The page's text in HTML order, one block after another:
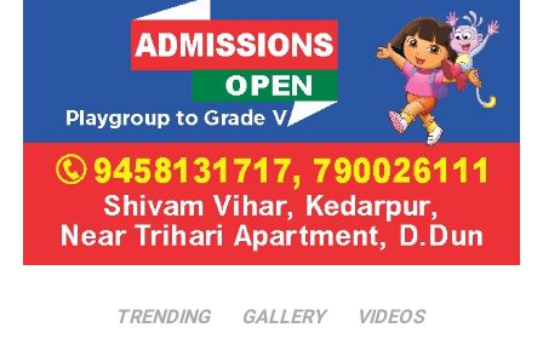
TRENDING GALLERY VIDEOS